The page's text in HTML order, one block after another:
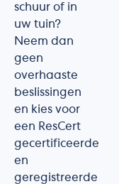
schuur of in
uw tuin?
Neem dan
geen
overhaaste
beslissingen
en kies voor
een ResCert
gecertificeerde
en
geregistreerde